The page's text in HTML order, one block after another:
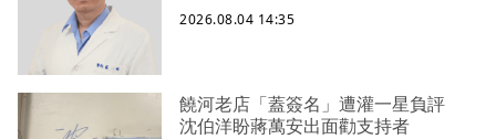
2026.08.04 14:35
饒河老店「蓋簽名」遭灌一星負評
沈伯洋盼蔣萬安出面勸支持者